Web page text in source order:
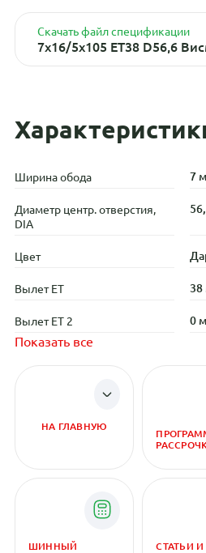
Скачать файл спецификации
7x16/5x105 ET38 D56,6
Ширина обода 7
Диаметр центр. отверстия,
DIA
Цвет
Вылет ET
Вылет ET 2 0
Показать все
НА ГЛАВНУЮ
ШИННЫЙ
СТАТЬИ И